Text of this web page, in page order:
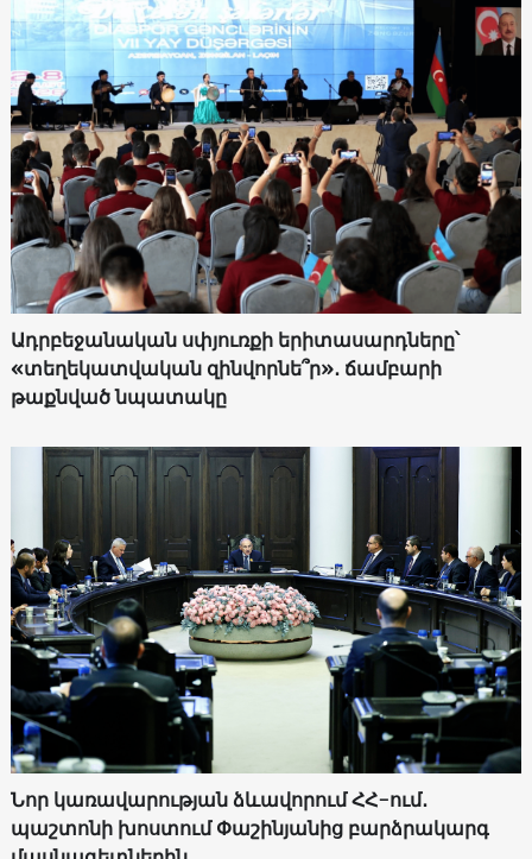
Ադրբեջանական սփյուռքի երիտասարդները՝
«տեղեկատվական զինվորնե՞ր»․ ճամբարի
թաքնված նպատակը
Նոր կառավարության ձևավորում ՀՀ-ում․
պաշտոնի խոստում Փաշինյանից բարձրակարգ